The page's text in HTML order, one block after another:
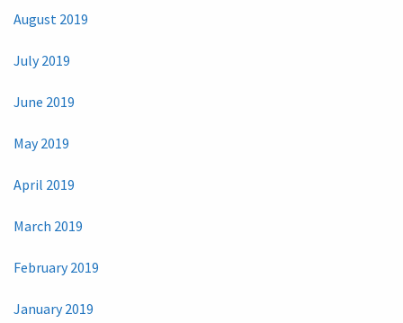
August 2019
July 2019
June 2019
May 2019
April 2019
March 2019
February 2019
January 2019